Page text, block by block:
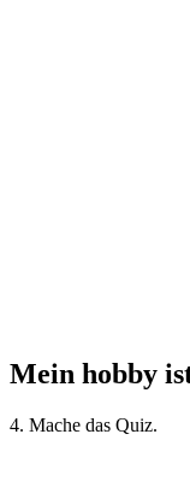
Mein hobby
4. Mache das Quiz.